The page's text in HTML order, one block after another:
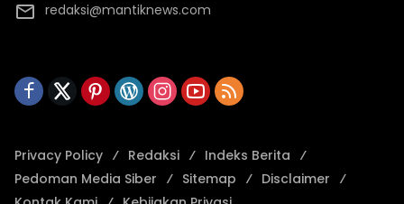
redaksi@mantiknews.com
Privacy Policy Redaksi
Indeks Berita
Pedoman Media Siber
Sitemap
Disclaimer